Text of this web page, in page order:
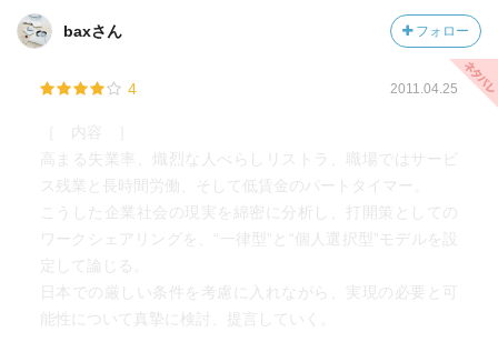
baxさん フォロー
4 2011.04.25
［ 内容 ］
高まる失業率、熾烈な人べらしリストラ、職場ではサービ
ス残業と長時間労働、そして低賃金のパートタイマー。
こうした企業社会の現実を綿密に分析し、打開策としての
ワークシェアリングを、“一律型”と“個人選択型”モデルを設
定して論じる。
日本での厳しい条件を考慮に入れながら、実現の必要と可
能性について真摯に検討、提言していく。